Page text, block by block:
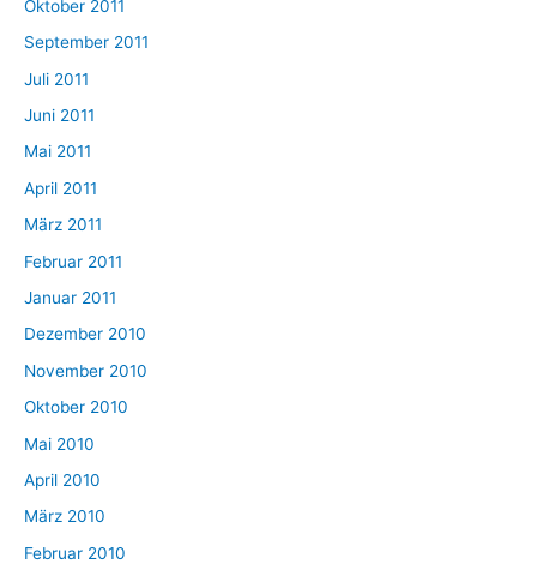
Oktober 2011
September 2011
Juli 2011
Juni 2011
Mai 2011
April 2011
März 2011
Februar 2011
Januar 2011
Dezember 2010
November 2010
Oktober 2010
Mai 2010
April 2010
März 2010
Februar 2010